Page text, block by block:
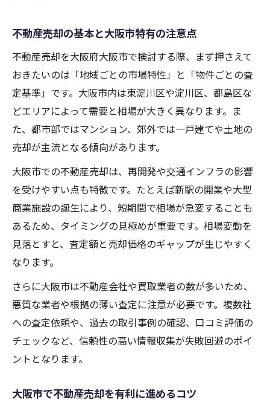
大阪市で不動産売却時に査定を依頼する際
のポイント
査定額に差が出る大阪市の不動産売却事情
不動産売却の机上査定と訪問査定の違い
大阪市の不動産売却査定で注意すべき点
適正価格を見抜く大阪市の不動産売却査定術
不動産売却で適正価格を知る査定の見極め
方
大阪市の不動産売却で相場を把握する方法
不動産売却時の価格設定と大阪市の判断基
準
大阪市で不動産売却査定結果を活かすコツ
査定を比較して賢く進める不動産売却の秘訣
不動産売却の複数査定比較で得するポイン
ト
大阪市で不動産売却相場を比較する重要性
法
不動産売却の基本と大阪市特有の注意点
不動産売却を大阪府大阪市で検討する際、まず押さえて
おきたいのは「地域ごとの市場特性」と「物件ごとの査
定基準」です。大阪市内は東淀川区や淀川区、都島区な
どエリアによって需要と相場が大きく異なります。ま
た、都市部ではマンション、郊外では一戸建てや土地の
売却が主流となる傾向があります。
大阪市での不動産売却は、再開発や交通インフラの影響
を受けやすい点も特徴です。たとえば新駅の開業や大型
商業施設の誕生により、短期間で相場が急変することも
あるため、タイミングの見極めが重要です。相場変動を
見落とすと、査定額と売却価格のギャップが生じやすく
なります。
さらに大阪市は不動産会社や買取業者の数が多いため、
悪質な業者や根拠の薄い査定に注意が必要です。複数社
への査定依頼や、過去の取引事例の確認、口コミ評価の
チェックなど、信頼性の高い情報収集が失敗回避のポイ
ントとなります。
大阪市で不動産売却を有利に進めるコツ